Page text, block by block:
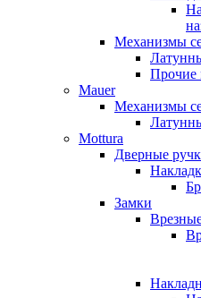
Механизмы
Прочие
Mauer
Механизмы
Mottura
Дверные
Замки